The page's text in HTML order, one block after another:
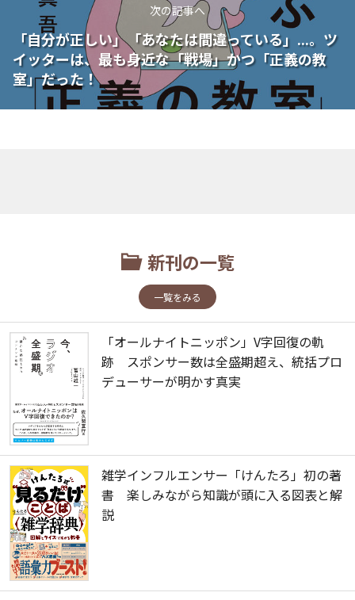
次の記事へ
「自分が正しい」「あなたは間違っている」...。ツ
イッターは、最も身近な「戦場」かつ「正義の教
室」だった！
新刊の一覧
一覧をみる
「オールナイトニッポン」V字回復の軌
跡 スポンサー数は全盛期超え、統括プロ
デューサーが明かす真実
雑学インフルエンサー「けんたろ」初の著
書 楽しみながら知識が頭に入る図表と解
説